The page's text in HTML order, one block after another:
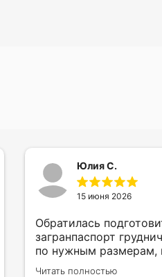
Юлия С.
15 июня 2026
Обратилась
загранпаспорт
по нужным размерам,
вариантах и цветах.
Читать полностью